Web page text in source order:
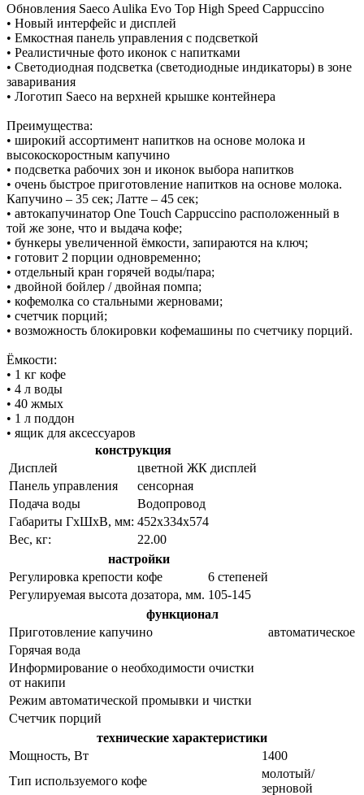
Обновления Saeco Aulika Evo Top High Speed Cappuccino
• Новый интерфейс и дисплей
• Емкостная панель управления с подсветкой
• Реалистичные фото иконок с напитками
• Светодиодная подсветка (светодиодные индикаторы) в зоне
заваривания
• Логотип Saeco на верхней крышке контейнера
Преимущества:
• широкий ассортимент напитков на основе молока и
высокоскоростным капучино
• подсветка рабочих зон и иконок выбора напитков
• очень быстрое приготовление напитков на основе молока.
Капучино – 35 сек; Латте – 45 сек;
• автокапучинатор One Touch Cappuccino расположенный в
той же зоне, что и выдача кофе;
• бункеры увеличенной ёмкости, запираются на ключ;
• готовит 2 порции одновременно;
• отдельный кран горячей воды/пара;
• двойной бойлер / двойная помпа;
• кофемолка со стальными жерновами;
• счетчик порций;
• возможность блокировки кофемашины по счетчику порций.
Ёмкости:
• 1 кг кофе
• 4 л воды
• 40 жмых
• 1 л поддон
• ящик для аксессуаров
конструкция
Дисплей
цветной ЖК дисплей
Панель управления
сенсорная
Подача воды
Водопровод
Габариты ГхШхВ, мм: 452х334х574
Вес, кг:
22.00
настройки
Регулировка крепости кофе
6 степеней
Регулируемая высота дозатора, мм. 105-145
функционал
Приготовление капучино
автоматическое
Горячая вода
Информирование о необходимости очистки
от накипи
Режим автоматической промывки и чистки
Счетчик порций
технические характеристики
Мощность, Вт
1400
Тип используемого кофе
молотый/
зерновой